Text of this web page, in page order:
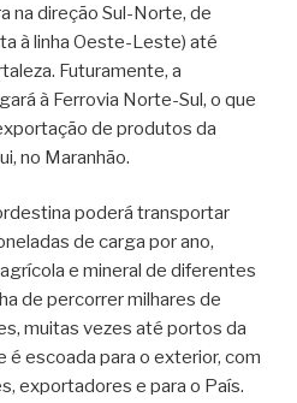
na direção Sul-Norte, de
à linha Oeste-Leste) até
Futuramente, a
à Ferrovia Norte-Sul, o que
de produtos da
no Maranhão.
poderá transportar
de carga por ano,
e mineral de diferentes
de percorrer milhares de
muitas vezes até portos da
é escoada para o exterior, com
exportadores e para o País.